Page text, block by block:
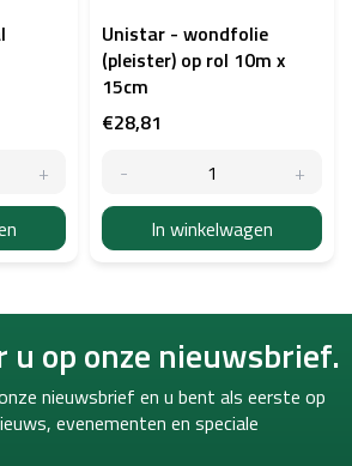
Unistar - wondfolie
(pleister) op rol 10m x
15cm
€28,81
In winkelwagen
u op onze nieuwsbrief.
nieuwsbrief en u bent als eerste op
evenementen en speciale